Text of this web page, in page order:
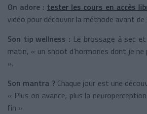
On adore : tester les cours en accès
vidéo pour découvrir la méthode avant de
Son tip wellness : Le brossage à sec
matin, « un shoot d’hormones dont je ne
».
Son mantra ? Chaque jour est une
« Plus on avance, plus la
fin »